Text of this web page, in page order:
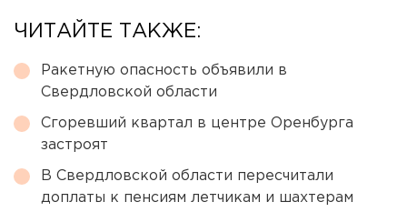
ЧИТАЙТЕ ТАКЖЕ:
Ракетную опасность объявили в
Свердловской области
Сгоревший квартал в центре Оренбурга
застроят
В Свердловской области пересчитали
доплаты к пенсиям летчикам и шахтерам